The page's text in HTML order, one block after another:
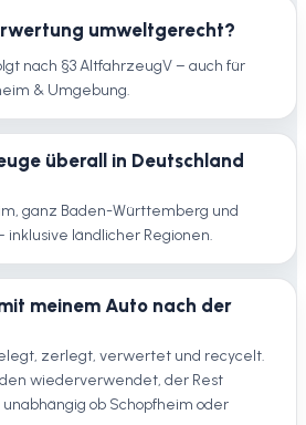
umweltgerecht?
nach §3 AltfahrzeugV – auch für
& Umgebung.
überall in Deutschland
ganz Baden-Württemberg und
ländlicher Regionen.
meinem Auto nach der
zerlegt, verwertet und recycelt.
wiederverwendet, der Rest
ob Schopfheim oder